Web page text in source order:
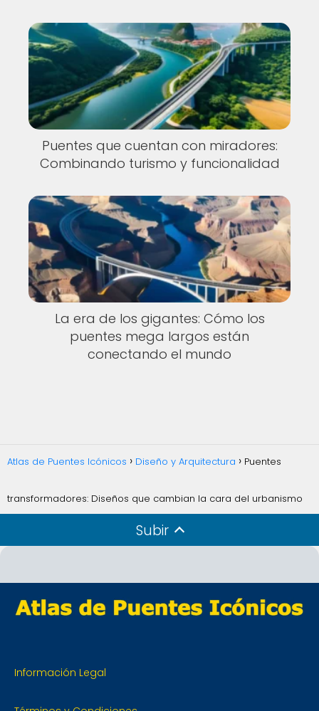
Puentes que cuentan con miradores:
Combinando turismo y funcionalidad
La era de los gigantes: Cómo los
puentes mega largos están
conectando el mundo
Atlas de Puentes Icónicos Diseño y Arquitectura Puentes
transformadores: Diseños que cambian la cara del urbanismo
Subir
Información Legal